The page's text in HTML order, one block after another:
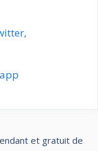
et gratuit de